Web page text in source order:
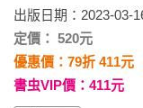
出版日期：2023-03-
定價： 520元
優惠價：79折 411元
書虫VIP價：411元